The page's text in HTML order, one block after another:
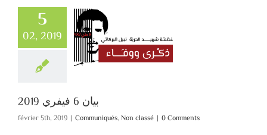
5
02, 2019
بيان 6 فيفري 2019
بيان 6 فيفري 2019
février 5th, 2019 | Communiqués, Non classé | 0 Comments